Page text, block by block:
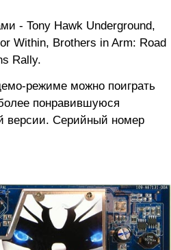
- Tony Hawk Underground,
Within, Brothers in Arm: Road
Rally.
режиме можно поиграть
понравившуюся
версии. Серийный номер